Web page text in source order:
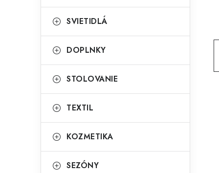
a
n
l
i
SVIETIDLÁ
DOPLNKY
STOLOVANIE
TEXTIL
KOZMETIKA
SEZÓNY